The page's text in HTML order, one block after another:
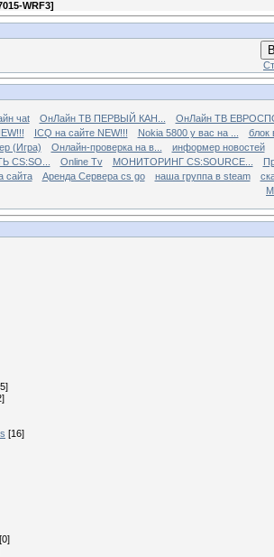
WRF3]
чаt ОнЛайн ТВ ПЕРВЫЙ КАН...
ОнЛайн ТВ
ICQ на сайте NEW!!! Nokia 5800 у вас на ...
блок
(Игра)
Онлайн-проверка на в...
информер новостей
Online Tv МОНИТОРИНГ CS:SOURCE...
сайта
Аренда Сервера cs go наша группа в steam
[16]
[0]